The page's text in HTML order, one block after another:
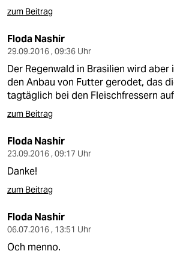
zum Beitrag
Floda Nashir
29.09.2016 , 09:36 Uhr
Der Regenwald in Brasilien wird aber
den Anbau von Futter gerodet, das
tagtäglich bei den Fleischfressern
zum Beitrag
Floda Nashir
23.09.2016 , 09:17 Uhr
Danke!
zum Beitrag
Floda Nashir
06.07.2016 , 13:51 Uhr
Och menno.